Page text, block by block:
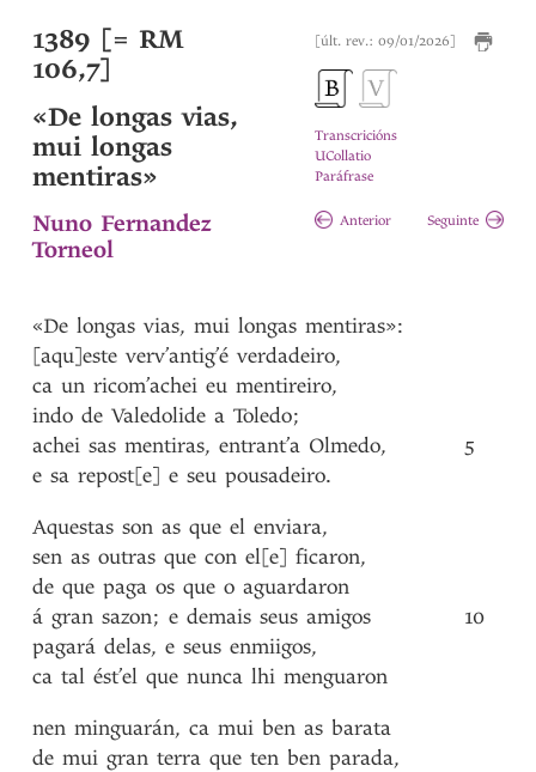
[últ. rev.: 09/01/2026]
Transcricións
UCollatio
Paráfrase
Anterior Seguinte
1389 [= RM
106,7]
«De longas vias,
mui longas
mentiras»
Nuno Fernandez
Torneol
«De longas vias, mui longas mentiras»:
[aqu]este verv’antig’é verdadeiro,
ca un ricom’achei eu mentireiro,
indo de Valedolide a Toledo;
achei sas mentiras, entrant’a Olmedo,
e sa repost[e] e seu pousadeiro.
Aquestas son as que el enviara,
sen as outras que con el[e] ficaron,
de que paga os que o aguardaron
á gran sazon; e demais seus amigos
pagará delas, e seus enmiigos,
ca tal ést’el que nunca lhi menguaron
nen minguarán, ca mui ben as barata
de mui gran terra que ten ben parada,
5
10